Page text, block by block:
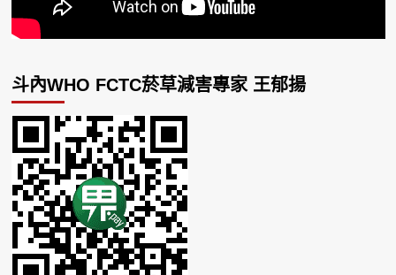
斗內WHO FCTC菸草減害專家 王郁揚